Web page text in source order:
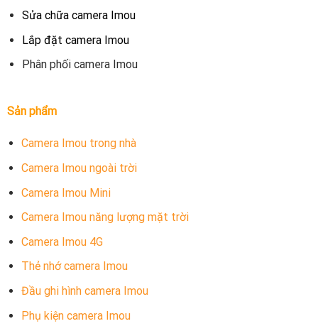
Sửa chữa camera Imou
Lắp đặt camera Imou
Phân phối camera Imou
Sản phẩm
Camera Imou trong nhà
Camera Imou ngoài trời
Camera Imou Mini
Camera Imou năng lượng mặt trời
Camera Imou 4G
Thẻ nhớ camera Imou
Đầu ghi hình camera Imou
Phụ kiện camera Imou